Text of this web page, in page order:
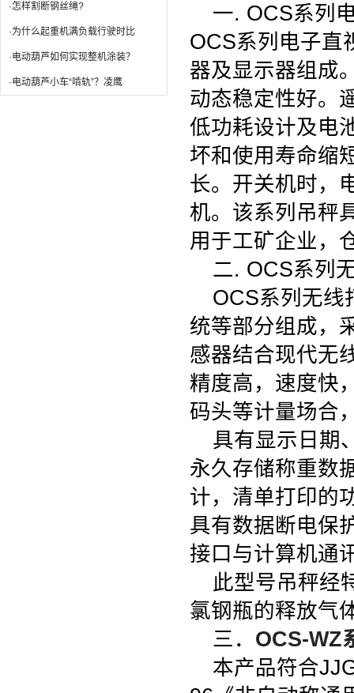
·怎样割断钢丝绳?
·为什么起重机满负载行驶时比
·电动葫芦如何实现整机涂装？
·电动葫芦小车“啃轨”？凌鹰
一. OCS系列
OCS系列电子直
器及显示器组成
动态稳定性好。
低功耗设计及电
坏和使用寿命缩
长。开关机时，
机。该系列吊秤
用于工矿企业，
二. OCS系列
OCS系列无线
统等部分组成，
感器结合现代无
精度高，速度快
码头等计量场合
具有显示日期
永久存储称重数
计，清单打印的
具有数据断电保
接口与计算机通
此型号吊秤经
氯钢瓶的释放气
三． OCS-WZ
本产品符合